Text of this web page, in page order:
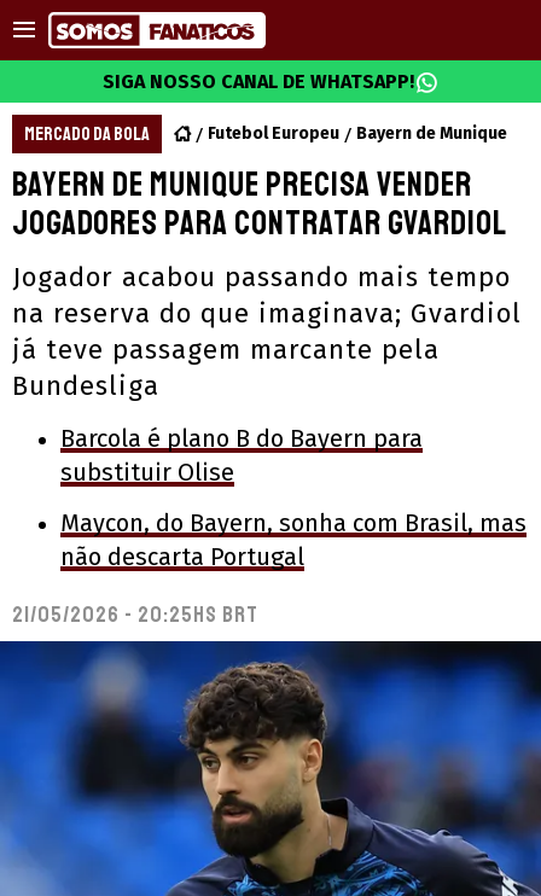
SIGA NOSSO CANAL DE WHATSAPP!
MERCADO DA BOLA Futebol Europeu Bayern de Munique
Bayern de Munique precisa vender
jogadores para contratar Gvardiol
Jogador acabou passando mais tempo
na reserva do que imaginava; Gvardiol
já teve passagem marcante pela
Bundesliga
Barcola é plano B do Bayern para
substituir Olise
Maycon, do Bayern, sonha com Brasil, mas
não descarta Portugal
21/05/2026 - 20:25hs BRT